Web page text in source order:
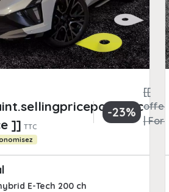
]] TTC
[[
|
-23%
E-Tech 200 ch